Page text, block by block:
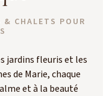
& CHALETS POUR
jardins fleuris et les
de Marie, chaque
et à la beauté